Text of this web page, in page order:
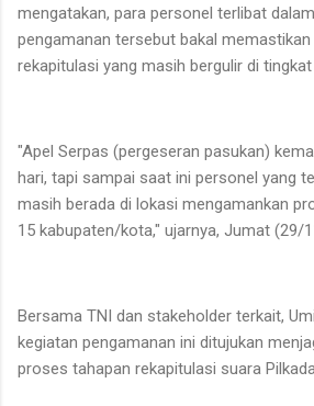
mengatakan, para personel terlibat
pengamanan tersebut bakal memastikan
rekapitulasi yang masih bergulir di tingkat
"Apel Serpas (pergeseran pasukan)
hari, tapi sampai saat ini personel yang
masih berada di lokasi mengamankan
15 kabupaten/kota," ujarnya, Jumat (29/
Bersama TNI dan stakeholder terkait,
kegiatan pengamanan ini ditujukan
proses tahapan rekapitulasi suara Pilkada.